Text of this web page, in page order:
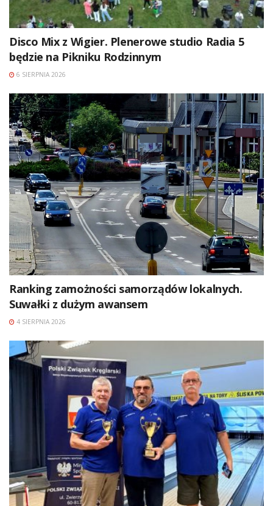
Disco Mix z Wigier. Plenerowe studio Radia 5
będzie na Pikniku Rodzinnym
6 SIERPNIA 2026
Ranking zamożności samorządów lokalnych.
Suwałki z dużym awansem
4 SIERPNIA 2026